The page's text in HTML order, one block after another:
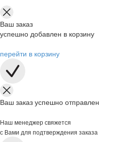
Ваш заказ
успешно добавлен в корзину
перейти в корзину
Ваш заказ успешно отправлен
Наш менеджер свяжется
с Вами для подтверждения заказа